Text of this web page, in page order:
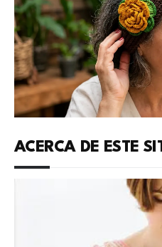
ACERCA DE ESTE